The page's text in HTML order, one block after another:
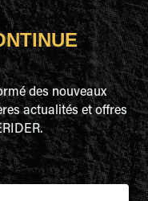
des nouveaux
actualités et offres